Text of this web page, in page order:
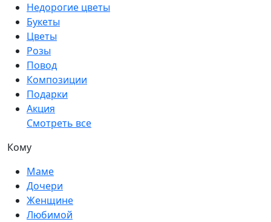
Недорогие цветы
Букеты
Цветы
Розы
Повод
Композиции
Подарки
Акция
Смотреть все
Кому
Маме
Дочери
Женщине
Любимой